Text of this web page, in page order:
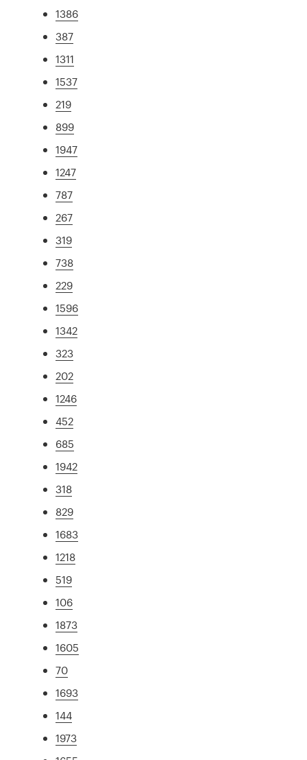
1386
387
1311
1537
219
899
1947
1247
787
267
319
738
229
1596
1342
323
202
1246
452
685
1942
318
829
1683
1218
519
106
1873
1605
70
1693
144
1973